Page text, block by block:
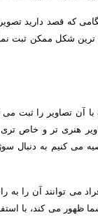
قصد دارید تصویری
شکل ممکن ثبت
تصاویر را ثبت می
هنری تر و خاص
می کنیم به دنبال
می توانند آن را به
می کند، با